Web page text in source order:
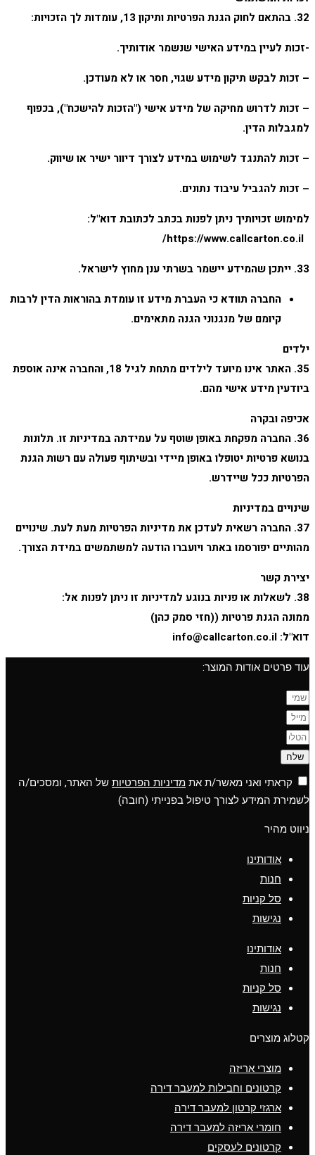
32. בהתאם לחוק הגנת הפרטיות ותיקון 13, עומדות לך הזכויות:
-זכות לעיין במידע האישי שנשמר אודותיך.
– זכות לבקש תיקון מידע שגוי, חסר או לא מעודכן.
– זכות לדרוש מחיקה של מידע אישי ("הזכות להישכח"), בכפוף
למגבלות הדין.
– זכות להתנגד לשימוש במידע לצורך דיוור ישיר או שיווק.
– זכות להגביל עיבוד נתונים.
למימוש זכויותיך ניתן לפנות בכתב לכתובת דוא"ל:
33. ייתכן שהמידע יישמר בשרתי ענן מחוץ לישראל.
החברה תוודא כי העברת מידע זו עומדת בהוראות הדין לרבות
קיומם של מנגנוני הגנה מתאימים.
ילדים
35. האתר אינו מיועד לילדים מתחת לגיל 18, והחברה אינה אוספת
ביודעין מידע אישי מהם.
אכיפה ובקרה
36. החברה מפקחת באופן שוטף על עמידתה במדיניות זו. תלונות
בנושא פרטיות יטופלו באופן מיידי ובשיתוף פעולה עם רשות הגנת
הפרטיות ככל שיידרש.
שינויים במדיניות
37. החברה רשאית לעדכן את מדיניות הפרטיות מעת לעת. שינויים
מהותיים יפורסמו באתר ויועברו הודעה למשתמשים במידת הצורך.
יצירת קשר
38. לשאלות או פניות בנוגע למדיניות זו ניתן לפנות אל:
ממונה הגנת פרטיות ((חזי סמק כהן)
דוא"ל:info@callcarton.co.il
עוד פרטים אודות המוצר:
שלח
קראתי ואני מאשר/ת אתמדיניות הפרטיותשל האתר, ומסכים/ה
לשמירת המידע לצורך טיפול בפנייתי (חובה)
ניווט מהיר
אודותינו
חנות
סל קניות
נגישות
אודותינו
חנות
סל קניות
נגישות
קטלוג מוצרים
מוצרי אריזה
קרטונים וחבילות למעבר דירה
ארגזי קרטון למעבר דירה
חומרי אריזה למעבר דירה
קרטונים לעסקים